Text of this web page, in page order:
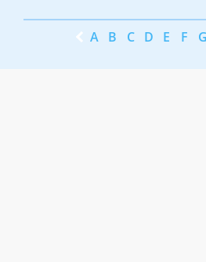
A B C D E F G